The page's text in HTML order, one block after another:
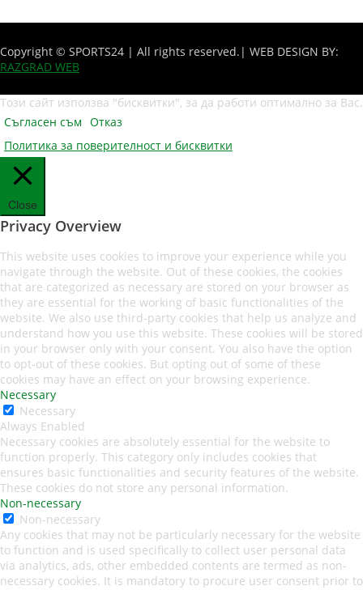
Copyright © SPORTS24 | All rights reserved. | WEB DESIGN BY:
RAZGRAD WEB
Този сайт използва "бисквитки", за да работи оптимално за Вас.
Съгласен съм Отказ
Политика за поверителност и бисквитки
Close
Privacy Overview
This website uses cookies to improve your experience while you
navigate through the website. Out of these cookies, the cookies
that are categorized as necessary are stored on your browser as
they are essential for the working of basic functionalities of the
website. We also use third-party cookies that help us analyze and
understand how you use this website. These cookies will be stored
in your browser only with your consent. You also have the option
to opt-out of these cookies. But opting out of some of these
cookies may have an effect on your browsing experience.
Necessary
Necessary
Always Enabled
Necessary cookies are absolutely essential for the website to
function properly. This category only includes cookies that
ensures basic functionalities and security features of the website.
These cookies do not store any personal information.
Non-necessary
Non-necessary
Any cookies that may not be particularly necessary for the website
to function and is used specifically to collect user personal data
via analytics, ads, other embedded contents are termed as non-
necessary cookies. It is mandatory to procure user consent prior to